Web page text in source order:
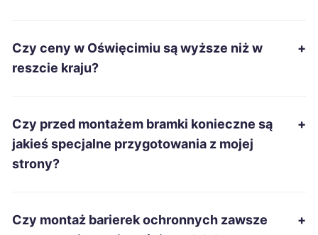
Ciechanów
Stalowa Wola
Dębica 201 zł
Czy ceny w Oświęcimiu są wyższe niż w
reszcie kraju?
+
Czy przed montażem bramki konieczne są
jakieś specjalne przygotowania z mojej
strony?
+
Czy montaż barierek ochronnych zawsze
+